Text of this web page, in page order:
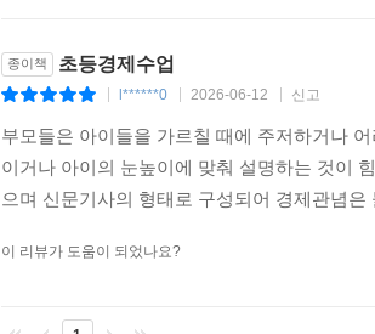
종이책 초등경제수업
l******0 2026-06-12 신고
부모들은 아이들을 가르칠 때에 주저하거나
이거나 아이의 눈높이에 맞춰 설명하는 것이
으며 신문기사의 형태로 구성되어 경제관념
이 리뷰가 도움이 되었나요?